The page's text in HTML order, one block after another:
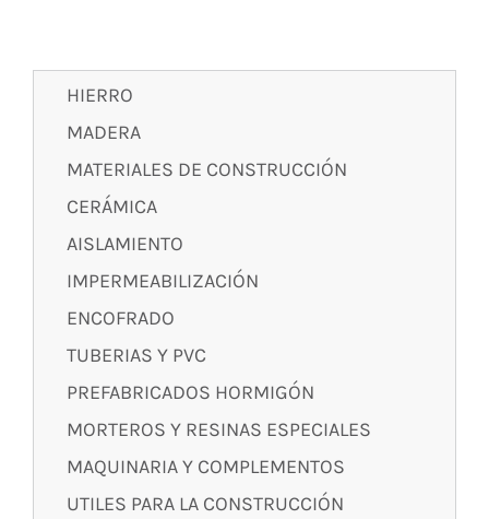
HIERRO
MADERA
MATERIALES DE CONSTRUCCIÓN
CERÁMICA
AISLAMIENTO
IMPERMEABILIZACIÓN
ENCOFRADO
TUBERIAS Y PVC
PREFABRICADOS HORMIGÓN
MORTEROS Y RESINAS ESPECIALES
MAQUINARIA Y COMPLEMENTOS
UTILES PARA LA CONSTRUCCIÓN